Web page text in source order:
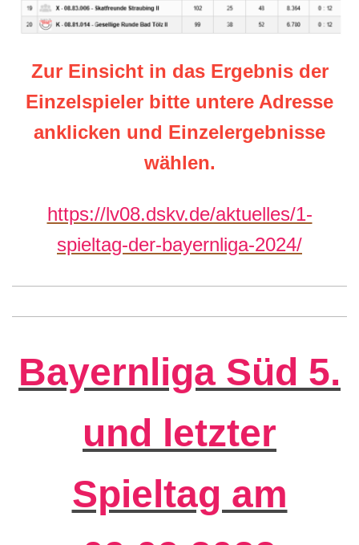
Zur Einsicht in das Ergebnis der
Einzelspieler bitte untere Adresse
anklicken und Einzelergebnisse
wählen.
https://lv08.dskv.de/aktuelles/1-
spieltag-der-bayernliga-2024/
Bayernliga Süd 5.
und letzter
Spieltag am